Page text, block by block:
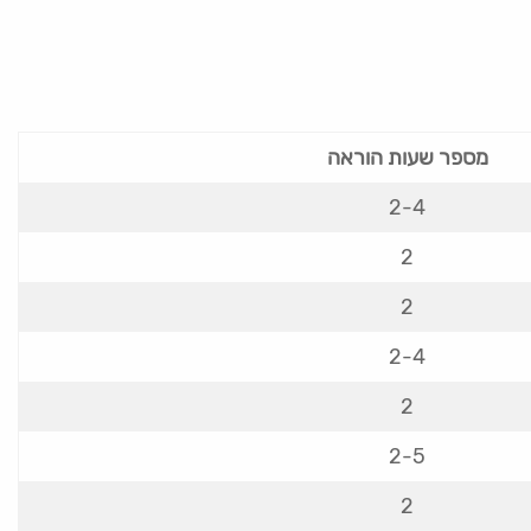
מספר שעות הוראה
2-4
2
2
2-4
2
2-5
2